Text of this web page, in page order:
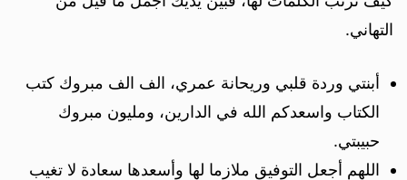
التهاني.
أبنتي وردة قلبي وريحانة عمري، الف الف مبروك كتب
الكتاب واسعدكم الله في الدارين، ومليون مبروك
حبيبتي.
اللهم أجعل التوفيق ملازما لها وأسعدها سعادة لا تغيب